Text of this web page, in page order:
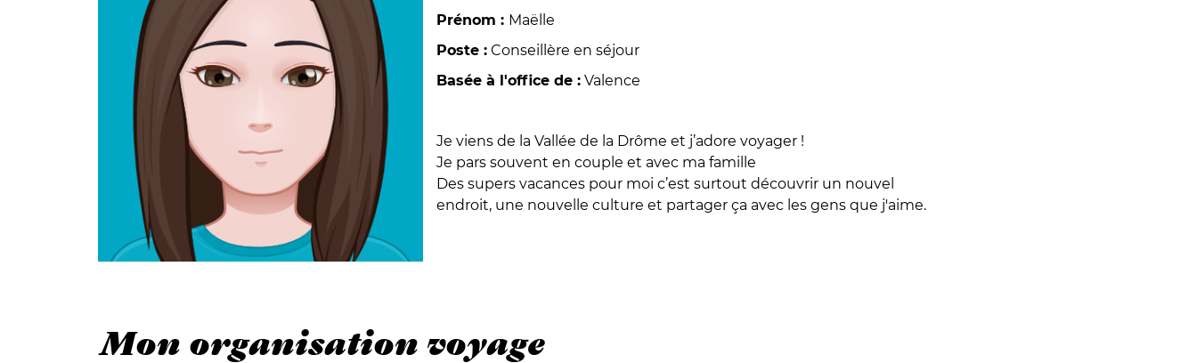
Prénom : Maëlle
Poste :Conseillère en séjour
Basée à l'office de :Valence
Je viens de la Vallée de la Drôme et j’adore voyager !
Je pars souvent en couple et avec ma famille
Des supers vacances pour moi c’est surtout découvrir un nouvel
endroit, une nouvelle culture et partager ça avec les gens que j'aime.
Mon organisation voyage